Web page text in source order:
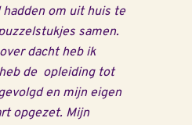
om uit huis te
samen.
dacht heb ik
de opleiding tot
en mijn eigen
opgezet. Mijn